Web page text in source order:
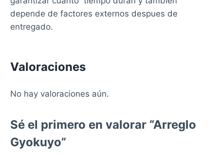
depende de factores externos despues de
entregado.
Valoraciones
No hay valoraciones aún.
Sé el primero en valorar “Arreglo
Gyokuyo”